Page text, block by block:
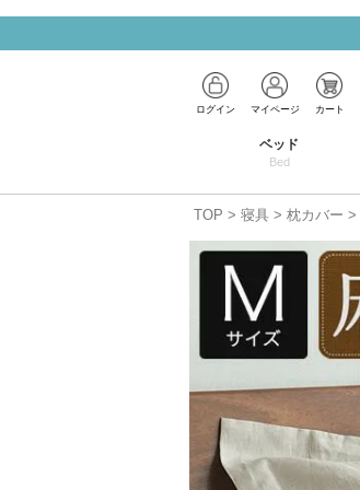
ログイン マイページ カート
ベッド
Bed
TOP 寝具 枕カバー